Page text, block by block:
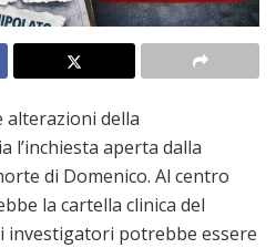
alterazioni della
l’inchiesta aperta dalla
di Domenico. Al centro
la cartella clinica del
investigatori potrebbe essere